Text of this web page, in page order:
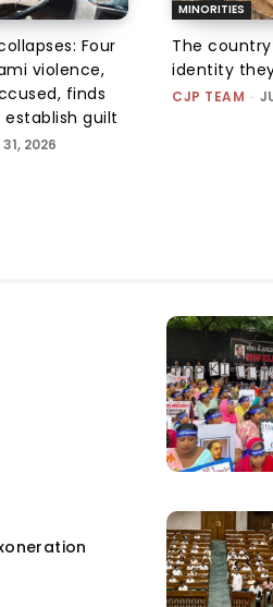
Four
violence,
finds
guilt
31, 2026
MINORITIES
The
identity
CJP TEAM -